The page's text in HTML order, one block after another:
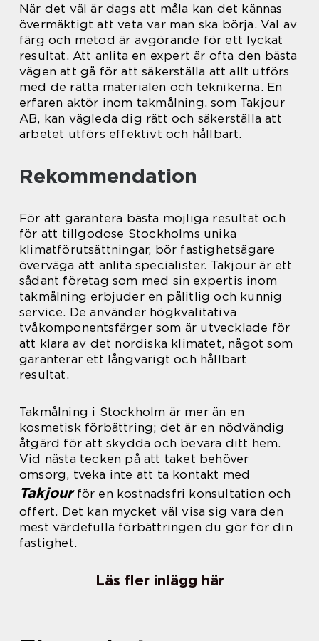
När det väl är dags att måla kan det kännas
övermäktigt att veta var man ska börja. Val av
färg och metod är avgörande för ett lyckat
resultat. Att anlita en expert är ofta den bästa
vägen att gå för att säkerställa att allt utförs
med de rätta materialen och teknikerna. En
erfaren aktör inom takmålning, som Takjour
AB, kan vägleda dig rätt och säkerställa att
arbetet utförs effektivt och hållbart.
Rekommendation
För att garantera bästa möjliga resultat och
för att tillgodose Stockholms unika
klimatförutsättningar, bör fastighetsägare
överväga att anlita specialister. Takjour är ett
sådant företag som med sin expertis inom
takmålning erbjuder en pålitlig och kunnig
service. De använder högkvalitativa
tvåkomponentsfärger som är utvecklade för
att klara av det nordiska klimatet, något som
garanterar ett långvarigt och hållbart
resultat.
Takmålning i Stockholm är mer än en
kosmetisk förbättring; det är en nödvändig
åtgärd för att skydda och bevara ditt hem.
Vid nästa tecken på att taket behöver
omsorg, tveka inte att ta kontakt med
Takjour för en kostnadsfri konsultation och
offert. Det kan mycket väl visa sig vara den
mest värdefulla förbättringen du gör för din
fastighet.
Läs fler inlägg här